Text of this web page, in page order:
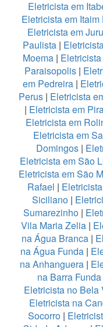
Eletricista em
Eletricista em
Eletricista em
Paulista |
Moema|
Paraisopolis|
em Pedreira |
Perus| Eletricista
| Eletricista em
Eletricista em
Eletricista em
Domingos |
Eletricista em São
Eletricista em São
Rafael |
Siciliano |
Sumarezinho|
Vila Maria Zelia|
na Água Branca |
na Água Funda|
na Anhanguera|
na Barra Funda
Eletricista no Bela
Eletricista na
Socorro |